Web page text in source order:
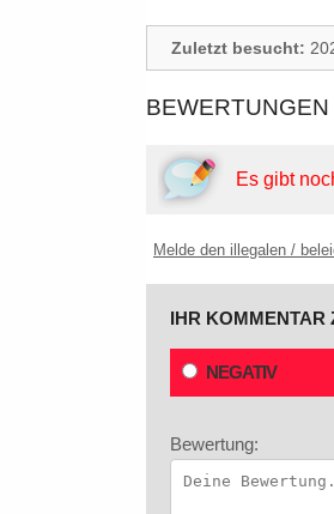
Zuletzt besucht:
Es gibt
Melde den illegalen /
IHR KOMMENTAR
NEGATIV
Bewertung: